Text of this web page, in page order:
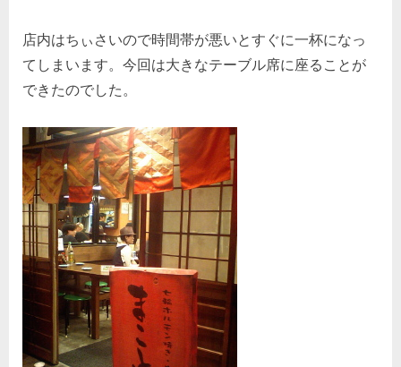
店内はちぃさいので時間帯が悪いとすぐに一杯になっ
てしまいます。今回は大きなテーブル席に座ることが
できたのでした。